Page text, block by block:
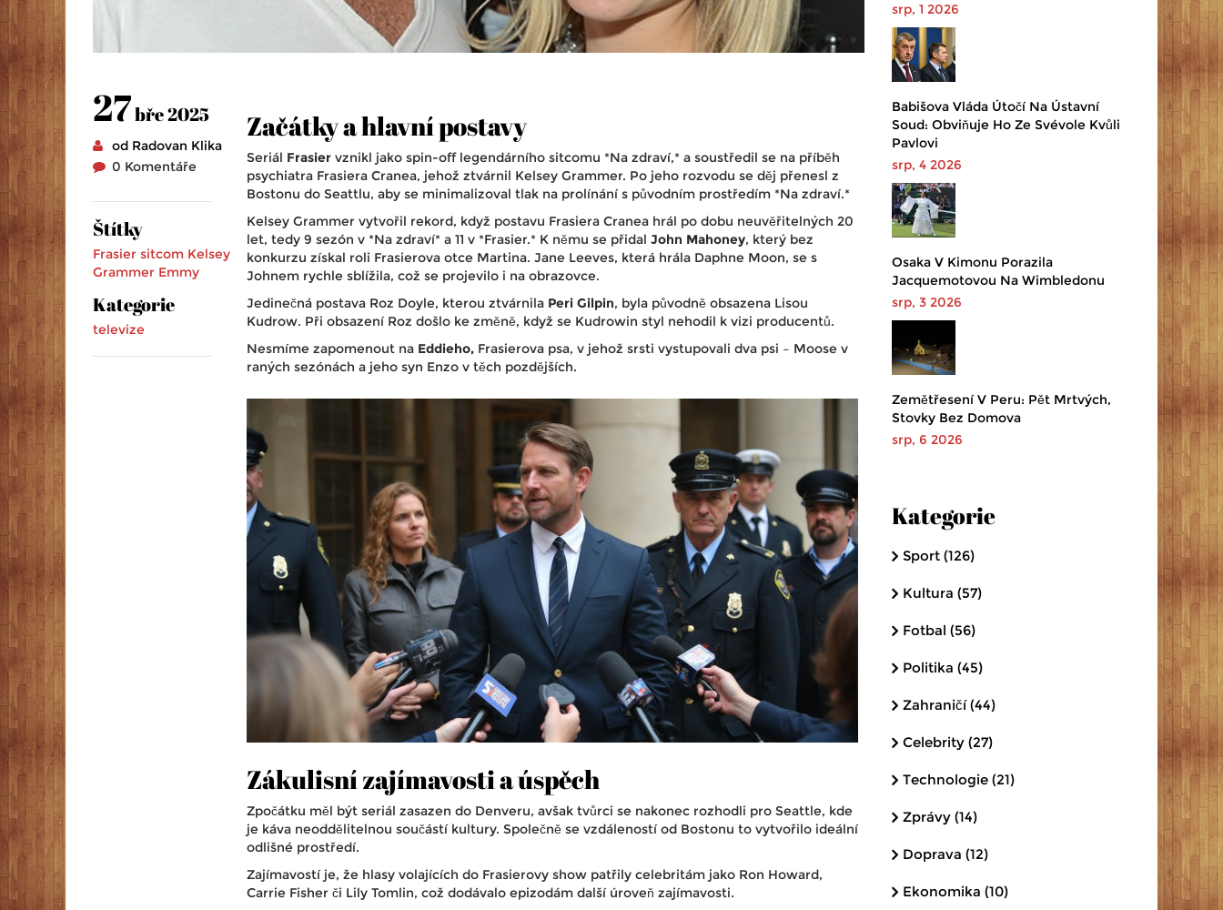
27bře 2025
od Radovan Klika
0 Komentáře
Štítky
Frasier sitcom Kelsey
Grammer Emmy
Kategorie
televize
Začátky a hlavní postavy
Seriál Frasier vznikl jako spin-off legendárního sitcomu *Na zdraví,* a soustředil se na příběh
psychiatra Frasiera Cranea, jehož ztvárnil Kelsey Grammer. Po jeho rozvodu se děj přenesl z
Bostonu do Seattlu, aby se minimalizoval tlak na prolínání s původním prostředím *Na zdraví.*
Kelsey Grammer vytvořil rekord, když postavu Frasiera Cranea hrál po dobu neuvěřitelných 20
let, tedy 9 sezón v *Na zdraví* a 11 v *Frasier.* K němu se přidal John Mahoney, který bez
konkurzu získal roli Frasierova otce Martina. Jane Leeves, která hrála Daphne Moon, se s
Johnem rychle sblížila, což se projevilo i na obrazovce.
Jedinečná postava Roz Doyle, kterou ztvárnila Peri Gilpin, byla původně obsazena Lisou
Kudrow. Při obsazení Roz došlo ke změně, když se Kudrowin styl nehodil k vizi producentů.
Nesmíme zapomenout na Eddieho, Frasierova psa, v jehož srsti vystupovali dva psi – Moose v
raných sezónách a jeho syn Enzo v těch pozdějších.
Zákulisní zajímavosti a úspěch
Zpočátku měl být seriál zasazen do Denveru, avšak tvůrci se nakonec rozhodli pro Seattle, kde
je káva neoddělitelnou součástí kultury. Společně se vzdáleností od Bostonu to vytvořilo ideální
odlišné prostředí.
Zajímavostí je, že hlasy volajících do Frasierovy show patřily celebritám jako Ron Howard,
Carrie Fisher či Lily Tomlin, což dodávalo epizodám další úroveň zajímavosti.
srp, 1 2026
Babišova Vláda Útočí Na Ústavní
Soud: Obviňuje Ho Ze Svévole Kvůli
Pavlovi
srp, 4 2026
Osaka V Kimonu Porazila
Jacquemotovou Na Wimbledonu
srp, 3 2026
Zemětřesení V Peru: Pět Mrtvých,
Stovky Bez Domova
srp, 6 2026
Kategorie
Sport (126)
Kultura (57)
Fotbal (56)
Politika (45)
Zahraničí(44)
Celebrity (27)
Technologie (21)
Zprávy (14)
Doprava (12)
Ekonomika (10)